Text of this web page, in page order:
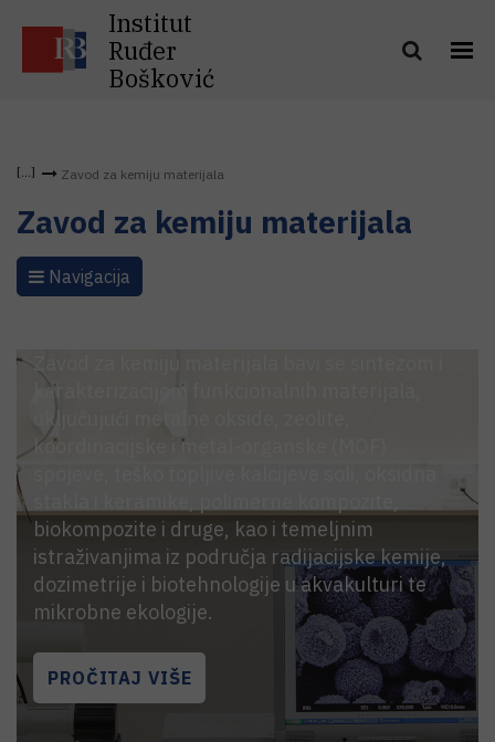
Institut
Ruđer
Bošković
Zavod za kemiju materijala
Zavod za kemiju materijala
Navigacija
karakterizacijom funkcionalnih materijala,
uključujući metalne okside, zeolite,
koordinacijske i metal-organske (MOF)
biokompozite i druge, kao i temeljnim
istraživanjima iz područja radijacijske kemije,
dozimetrije i biotehnologije u akvakulturi te
mikrobne ekologije.
PROČITAJ VIŠE